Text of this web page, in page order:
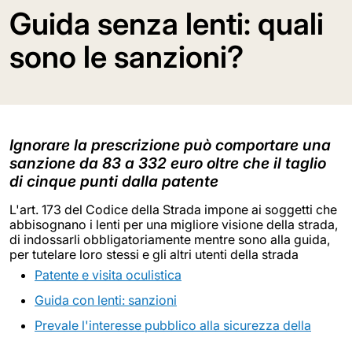
Guida senza lenti: quali
sono le sanzioni?
Ignorare la prescrizione può comportare una
sanzione da 83 a 332 euro oltre che il taglio
di cinque punti dalla patente
L'art. 173 del Codice della Strada impone ai soggetti che
abbisognano i lenti per una migliore visione della strada,
di indossarli obbligatoriamente mentre sono alla guida,
per tutelare loro stessi e gli altri utenti della strada
Patente e visita oculistica
Guida con lenti: sanzioni
Prevale l'interesse pubblico alla sicurezza della